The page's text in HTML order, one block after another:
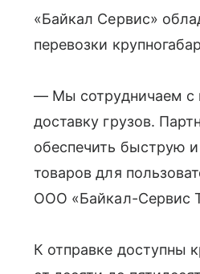
«Байкал Сервис»
перевозки
— Мы сотрудничаем с
доставку грузов.
обеспечить быструю
товаров для
ООО «Байкал-Сервис
К отправке доступны